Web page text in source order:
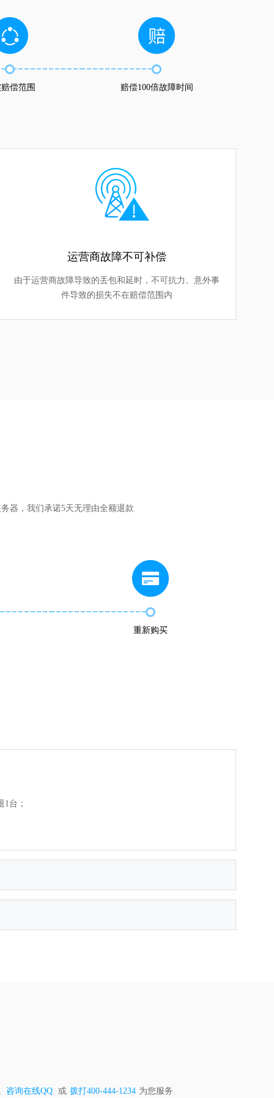
偿范围 赔偿100倍故障时间
运营商故障不可补偿
由于运营商故障导致的丢包和延时，不可抗力、意外事
件导致的损失不在赔偿范围内
器，我们承诺5天无理由全额退款
重新购买
台；
咨询在线QQ 或 拨打400-444-1234 为您服务